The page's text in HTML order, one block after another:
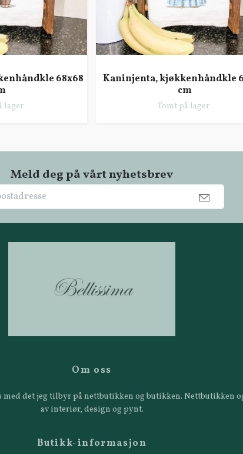
68x68
lager
Kaninjenta, kjøkkenhåndkle
cm
Tomt på lager
Meld deg på vårt nyhetsbrev
Om oss
det jeg tilbyr på nettbutikken og butikken. Nettbutikken
av interiør, design og pynt.
Butikk-informasjon